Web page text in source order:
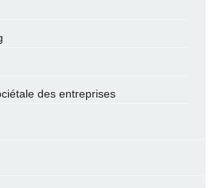
des entreprises